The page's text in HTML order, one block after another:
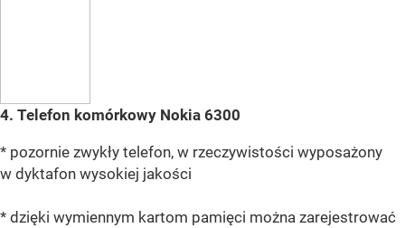
4. Telefon komórkowy Nokia 6300
* pozornie zwykły telefon, w rzeczywistości wyposażony
w dyktafon wysokiej jakości
* dzięki wymiennym kartom pamięci można zarejestrować